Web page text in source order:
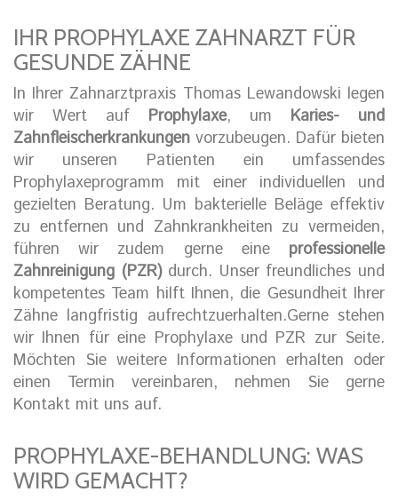
IHR PROPHYLAXE ZAHNARZT FÜR
GESUNDE ZÄHNE
In Ihrer Zahnarztpraxis Thomas Lewandowski legen
wir Wert auf Prophylaxe, um Karies- und
Zahnfleischerkrankungen vorzubeugen. Dafür bieten
wir unseren Patienten ein umfassendes
Prophylaxeprogramm mit einer individuellen und
gezielten Beratung. Um bakterielle Beläge effektiv
zu entfernen und Zahnkrankheiten zu vermeiden,
führen wir zudem gerne eine professionelle
Zahnreinigung (PZR)durch. Unser freundliches und
kompetentes Team hilft Ihnen, die Gesundheit Ihrer
Zähne langfristig aufrechtzuerhalten.Gerne stehen
wir Ihnen für eine Prophylaxe und PZR zur Seite.
Möchten Sie weitere Informationen erhalten oder
einen Termin vereinbaren, nehmen Sie gerne
Kontakt mit uns auf.
PROPHYLAXE-BEHANDLUNG: WAS
WIRD GEMACHT?